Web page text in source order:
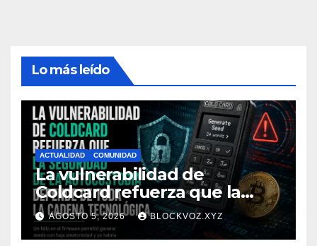
Lo más leído
ACTUALIDAD COMUNIDAD
La vulnerabilidad de
Coldcard refuerza que la
seguridad de la autocustodia
depende de toda la cadena
AGOSTO 5, 2026 BLOCKVOZ.XYZ